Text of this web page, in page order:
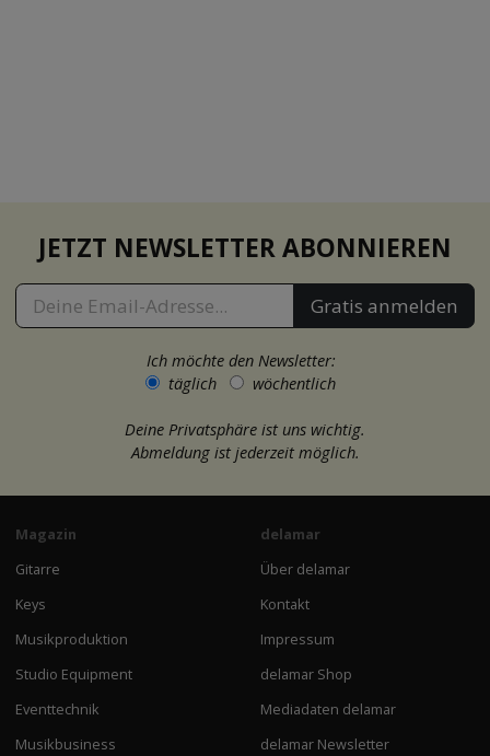
JETZT NEWSLETTER ABONNIEREN
Gratis anmelden
Ich möchte den Newsletter:
täglich
wöchentlich
Deine Privatsphäre ist uns wichtig.
Abmeldung ist jederzeit möglich.
Magazin
Gitarre
Keys
Musikproduktion
Studio Equipment
Eventtechnik
Musikbusiness
delamar
Über delamar
Kontakt
Impressum
delamar Shop
Mediadaten delamar
delamar Newsletter